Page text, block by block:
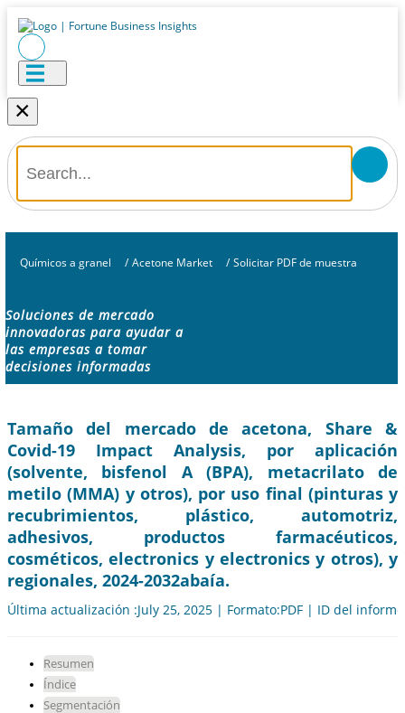
×
Químicos a granel / Acetone Market / Solicitar PDF de muestra
Soluciones de mercado
innovadoras para ayudar a
las empresas a tomar
decisiones informadas
Tamaño del mercado de acetona, Share &
Covid-19 Impact Analysis, por aplicación
(solvente, bisfenol A (BPA), metacrilato de
metilo (MMA) y otros), por uso final (pinturas y
recubrimientos, plástico, automotriz,
adhesivos, productos farmacéuticos,
cosméticos, electronics y electronics y otros), y
regionales, 2024-2032abaía.
Última actualización :July 25, 2025 | Formato:PDF | ID del
Resumen
Índice
Segmentación